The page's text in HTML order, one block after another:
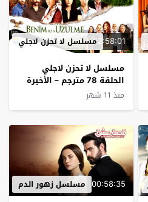
02:58:01مسلسل لا تحزن لاجلي
مسلسل لا تحزن لاجلي
الحلقة 78 مترجم – الأخيرة
منذ 11 شهر
00:58:35 مسلسل زهور الدم